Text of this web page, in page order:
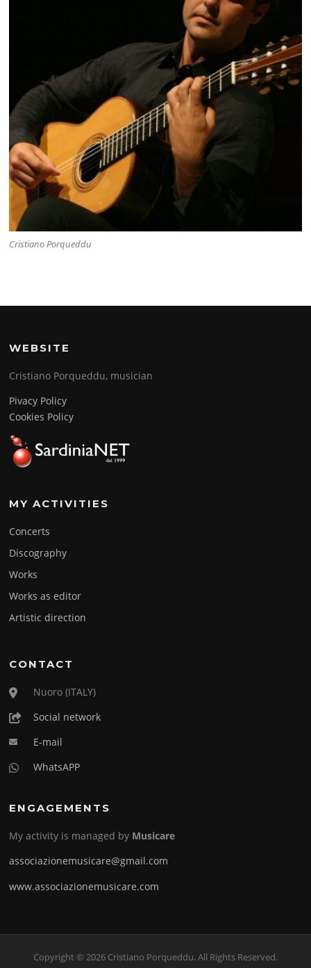
Cristiano Porqueddu
WEBSITE
Cristiano Porqueddu, musician
Pivacy Policy
Cookies Policy
MY ACTIVITIES
Concerts
Discography
Works
Works as editor
Artistic direction
CONTACT
Nuoro (ITALY)
Social network
E-mail
WhatsAPP
ENGAGEMENTS
My activity is managed by Musicare
associazionemusicare@gmail.com
www.associazionemusicare.com
Copyright © 2026 Cristiano Porqueddu. All Rights Reserved.